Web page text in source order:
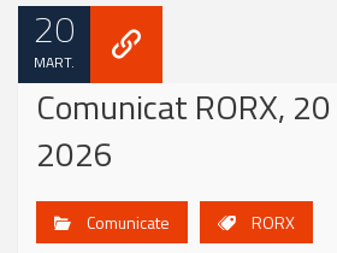
20
MART.
Comunicat RORX,
2026
Comunicate RORX